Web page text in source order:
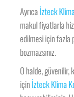
Ayrıca İzteck
makul fiyatlarla
edilmesi için fazla
bozmazsınız.
O halde,
için İzteck Klima